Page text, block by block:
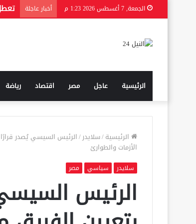
الجمعة, 7 أغسطس 2026 1:23 م أخبار عاجلة
الرئيسية عاجل مصر اقتصاد رياضة
الرئيسية/سلايدر/الرئيس السيسي يُصدر
الأزمات والطوارئ
سلايدر سياسي مصر
الرئيس